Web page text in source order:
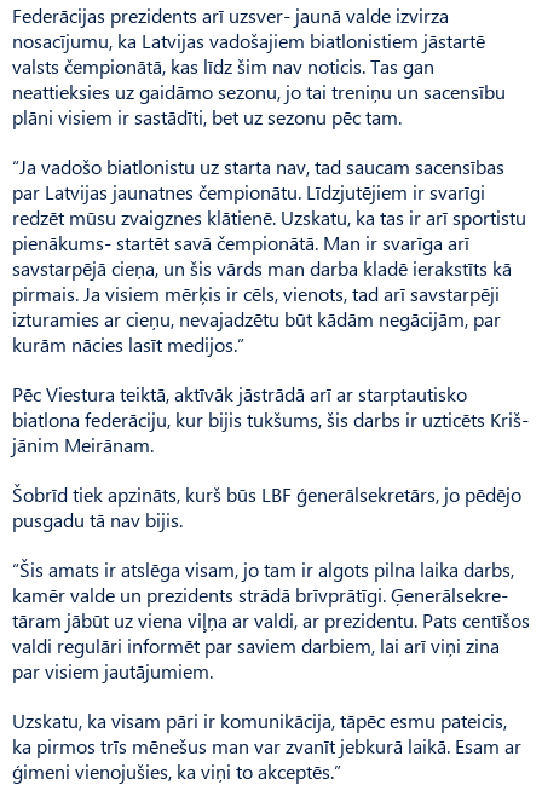
Federācijas prezidents arī uzsver- jaunā valde izvirza
nosacījumu, ka Latvijas vadošajiem biatlonistiem jāstartē
valsts čempionātā, kas līdz šim nav noticis. Tas gan
neattieksies uz gaidāmo sezonu, jo tai treniņu un sacensību
plāni visiem ir sastādīti, bet uz sezonu pēc tam.
“Ja vadošo biatlonistu uz starta nav, tad saucam sacensības
par Latvijas jaunatnes čempionātu. Līdzjutējiem ir svarīgi
redzēt mūsu zvaigznes klātienē. Uzs­katu, ka tas ir arī sportistu
pienākums- startēt savā čempionātā. Man ir svarīga arī
savstarpējā cieņa, un šis vārds man darba kladē ierakstīts kā
pirmais. Ja visiem mērķis ir cēls, vienots, tad arī savstarpēji
izturamies ar cieņu, nevajadzētu būt kādām negācijām, par
kurām nācies lasīt medijos.”
Pēc Viestura teiktā, aktīvāk jāstrādā arī ar starptautisko
biatlona federāciju, kur bijis tukšums, šis darbs ir uzticēts Kriš­
jānim Meirānam.
Šobrīd tiek apzināts, kurš būs LBF ģenerālsekretārs, jo pēdējo
pusgadu tā nav bijis.
“Šis amats ir atslēga visam, jo tam ir algots pilna laika darbs,
kamēr valde un prezidents strādā brīvprātīgi. Ģenerālse­kre­
tāram jābūt uz viena viļņa ar valdi, ar prezidentu. Pats centīšos
valdi regulāri informēt par saviem darbiem, lai arī viņi zina
par visiem jautājumiem.
Uzskatu, ka visam pāri ir komunikācija, tāpēc esmu pateicis,
ka pirmos trīs mēnešus man var zvanīt jebkurā laikā. Esam ar
ģimeni vienojušies, ka viņi to akceptēs.”